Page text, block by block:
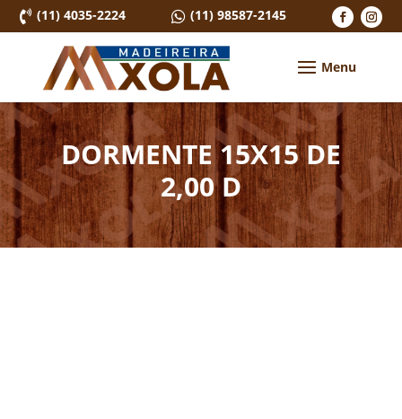
 (11) 4035-2224  (11) 98587-2145
DORMENTE 15X15 DE
2,00 D